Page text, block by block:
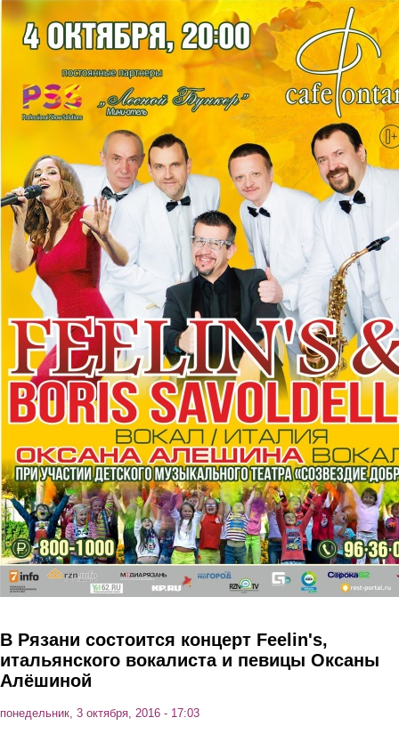
Перейти к основному содержанию
В Рязани состоится концерт Feelin's,
итальянского вокалиста и певицы Оксаны
Алёшиной
понедельник, 3 октября, 2016 - 17:03